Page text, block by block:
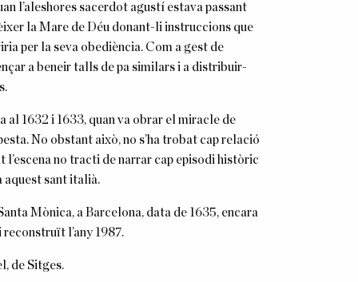
l’aleshores sacerdot agustí estava passant
laMare de Déu donant-li instruccions que
per laseva obediència. Com a gest de
a beneir talls de pa similars i a distribuir-
al 1632 i 1633, quan va obrar el miracle de
No obstant això, no s’ha trobat cap relació
l’escena no tracti de narrar cap episodi històric
aquest sant italià.
Mònica, a Barcelona, data de 1635, encara
l’any 1987.
de Sitges.